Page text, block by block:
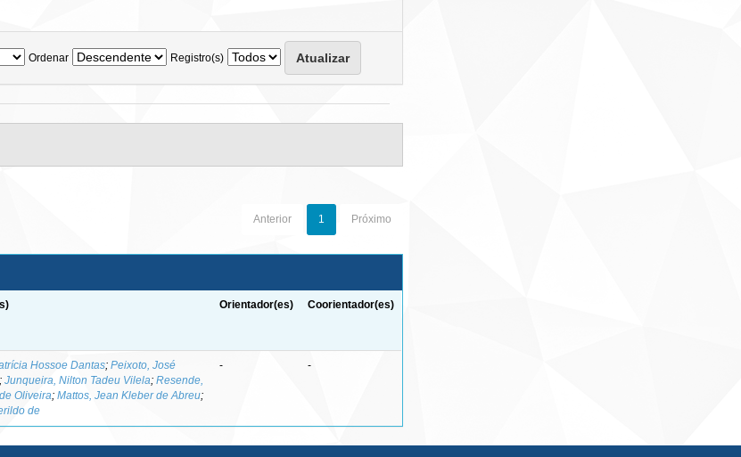
Ordenar Registro(s)
Anterior 1 Próximo
Orientador(es) Coorientador(es)
Hossoe Dantas;Peixoto, José
;Junqueira, Nilton Tadeu Vilela;Resende,
Oliveira;Mattos, Jean Kleber de Abreu;
de
- -